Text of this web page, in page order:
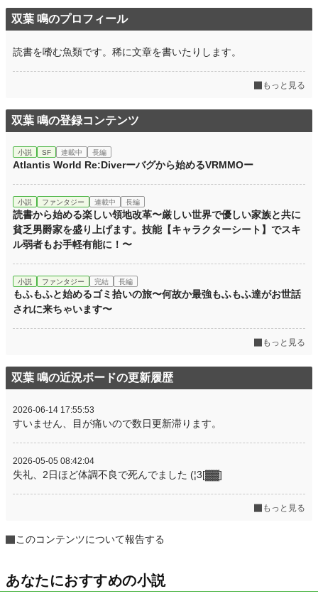
累計ポイント 61,066 pt (40,053 位)
双葉 鳴のプロフィール
読書を嗜む魚類です。稀に文章を書いたりします。
もっと見る
双葉 鳴の登録コンテンツ
小説 SF 連載中 長編
Atlantis World Re:Diverーバグから始めるVRMMOー
小説 ファンタジー 連載中 長編
読書から始める楽しい領地改革〜厳しい世界で優しい家族と共に
貧乏男爵家を盛り上げます。技能【キャラクターシート】でスキ
ル弱者もお手軽有能に！〜
小説 ファンタジー 完結 長編
もふもふと始めるゴミ拾いの旅〜何故か最強もふもふ達がお世話
されに来ちゃいます〜
もっと見る
双葉 鳴の近況ボードの更新履歴
2026-06-14 17:55:53
すいません、目が痛いので数日更新滞ります。
2026-05-05 08:42:04
失礼、2日ほど体調不良で死んでました (¦3[▓▓]
もっと見る
このコンテンツについて報告する
あなたにおすすめの小説